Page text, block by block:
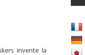
invente la